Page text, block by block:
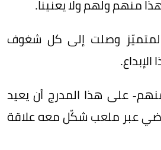
منهم ولهم ولا يعنينا.
المتميّز وصلت إلى كل شغوف
على هذا المدرج أن يعيد
عبر ملعب شكّل معه علاقة